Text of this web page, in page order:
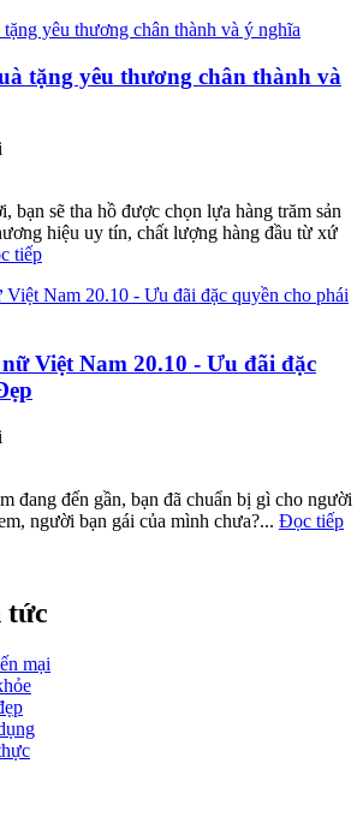
tặng yêu thương chân thành và
bạn sẽ tha hồ được chọn lựa hàng trăm sản
hiệu uy tín, chất lượng hàng đầu từ xứ
tiếp
Việt Nam 20.10 - Ưu đãi đặc
đang đến gần, bạn đã chuẩn bị gì cho người
người bạn gái của mình chưa?... Đọc tiếp
tức
mại